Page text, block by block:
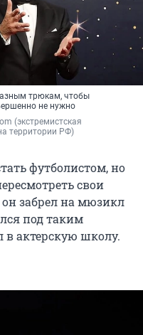
трюкам, чтобы
не нужно
(экстремистская
территории РФ)
футболистом, но
свои
забрел на мюзикл
под таким
в актерскую школу.